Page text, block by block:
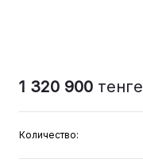
1 320 900 тенге
Количество: